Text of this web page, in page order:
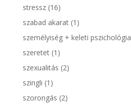
stressz(16)
szabad akarat(1)
személyiség + keleti pszichológia
szeretet(1)
szexualitás (2)
szingli (1)
szorongás (2)